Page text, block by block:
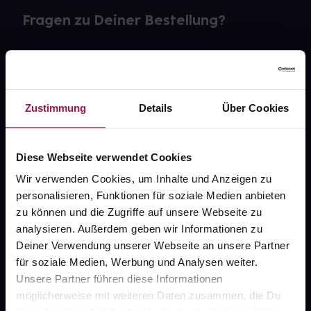
Zustimmung Details Über Cookies
Diese Webseite verwendet Cookies
Wir verwenden Cookies, um Inhalte und Anzeigen zu
personalisieren, Funktionen für soziale Medien anbieten
zu können und die Zugriffe auf unsere Webseite zu
analysieren. Außerdem geben wir Informationen zu
Deiner Verwendung unserer Webseite an unsere Partner
für soziale Medien, Werbung und Analysen weiter.
Unsere Partner führen diese Informationen
möglicherweise mit weiteren Daten zusammen, die Du
Fragen zu Deiner Bestellung?
FAQ
Widerrufsformular
gesund.de
Über uns
Karriere
Newsletter
Barrierefreiheitserklärung